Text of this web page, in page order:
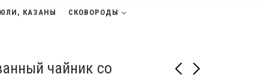
КАЗАНЫ СКОВОРОДЫ
чайник со